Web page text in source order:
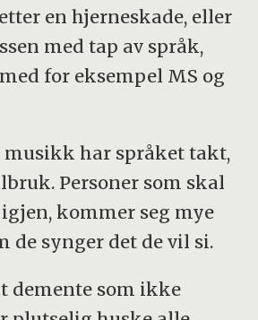
en hjerneskade, eller
med tap av språk,
for eksempel MS og
har språket takt,
Personer som skal
kommer seg mye
de synger det de vil si.
demente som ikke